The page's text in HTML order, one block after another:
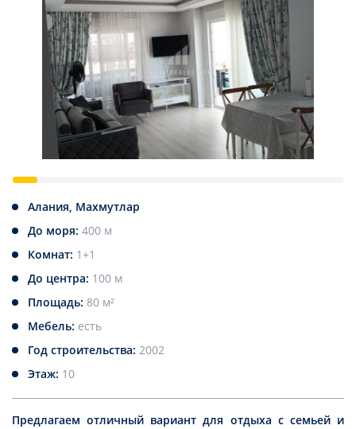
Алания, Махмутлар
До моря: 400 м
Комнат: 1+1
До центра: 100 м
Площадь: 80 м²
Мебель: есть
Год строительства: 2002
Этаж: 10
Предлагаем отличный вариант для отдыха с семьей и